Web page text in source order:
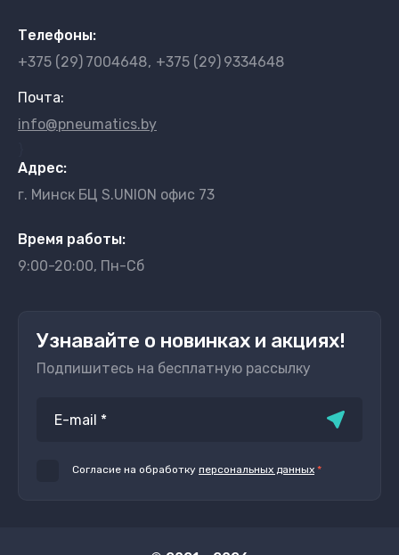
Телефоны:
+375 (29) 7004648 +375 (29) 9334648
Почта:
info@pneumatics.by
Адрес:
г. Минск БЦ S.UNION офис 73
Время работы:
9:00-20:00, Пн-Сб
Узнавайте о новинках и акциях!
Подпишитесь на бесплатную рассылку
Согласие на обработку персональных данных *